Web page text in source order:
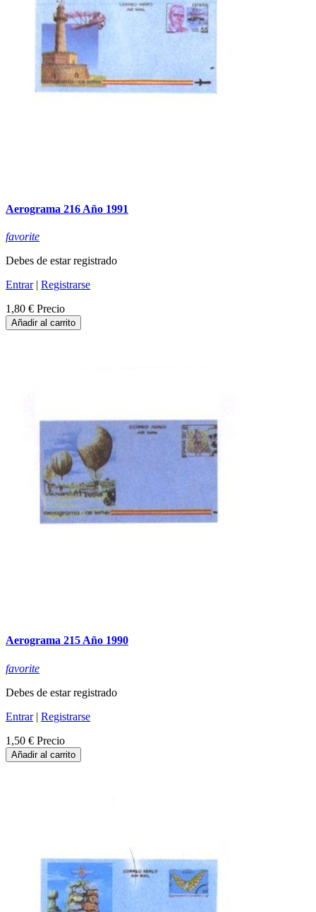
Aerograma 216 Año 1991
favorite
Debes de estar registrado
Entrar| Registrarse
1,80 € Precio
Añadir al carrito
Aerograma 215 Año 1990
favorite
Debes de estar registrado
Entrar| Registrarse
1,50 € Precio
Añadir al carrito